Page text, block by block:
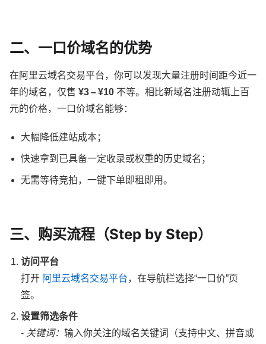
二、一口价域名的优势
在阿里云域名交易平台，你可以发现大量注册时间距今近一
年的域名，仅售 ¥3 – ¥10 不等。相比新域名注册动辄上百
元的价格，一口价域名能够：
大幅降低建站成本；
快速拿到已具备一定收录或权重的历史域名；
无需等待竞拍，一键下单即租即用。
三、购买流程（Step by Step）
访问平台
打开 阿里云域名交易平台，在导航栏选择“一口价”页
签。
设置筛选条件
- 关键词：输入你关注的域名关键词（支持中文、拼音或